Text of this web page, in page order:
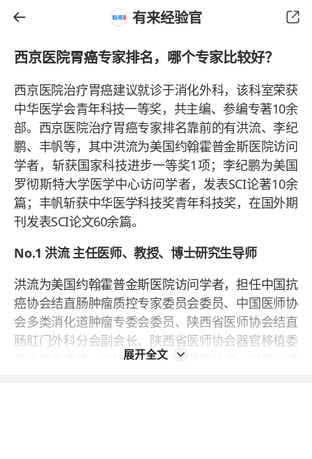
有来经验官
西京医院胃癌专家排名，哪个专家比较好？
西京医院治疗胃癌建议就诊于消化外科，该科室荣获
中华医学会青年科技一等奖，共主编、参编专著10余
部。西京医院治疗胃癌专家排名靠前的有洪流、李纪
鹏、丰帆等，其中洪流为美国约翰霍普金斯医院访问
学者，斩获国家科技进步一等奖1项；李纪鹏为美国
罗彻斯特大学医学中心访问学者，发表SCI论著10余
篇；丰帆斩获中华医学科技奖青年科技奖，在国外期
刊发表SCI论文60余篇。
No.1 洪流 主任医师、教授、博士研究生导师
洪流为美国约翰霍普金斯医院访问学者，担任中国抗
癌协会结直肠肿瘤质控专家委员会委员、中国医师协
会多类消化道肿瘤专委会委员、陕西省医师协会结直
肠肛门外科分会副会长、陕西省医师协会器官移植委
员会常务委员。主持省部级以上课题11项，以第一或
展开全文